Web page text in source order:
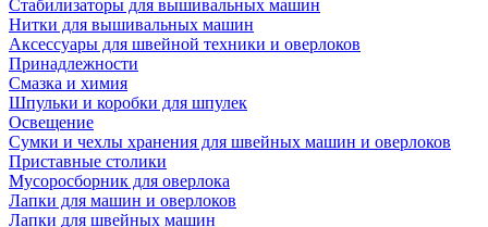
Стабилизаторы для вышивальных машин
Нитки для вышивальных машин
Аксессуары для швейной техники и оверлоков
Принадлежности
Смазка и химия
Шпульки и коробки для шпулек
Освещение
Сумки и чехлы хранения для швейных машин и оверлоков
Приставные столики
Мусоросборник для оверлока
Лапки для машин и оверлоков
Лапки для швейных машин